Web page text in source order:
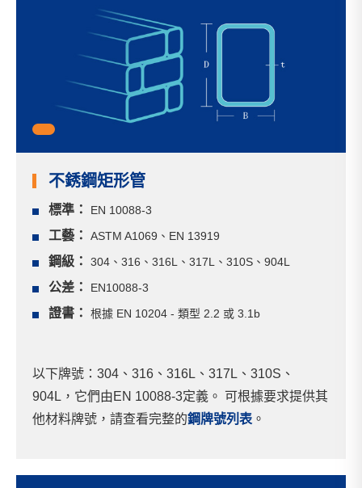
不銹鋼矩形管
標準： EN 10088-3
工藝： ASTM A1069、EN 13919
鋼級： 304、316、316L、317L、310S、904L
公差： EN10088-3
證書： 根據 EN 10204 - 類型 2.2 或 3.1b
以下牌號：304、316、316L、317L、310S、
904L，它們由EN 10088-3定義。 可根據要求提供其
他材料牌號，請查看完整的鋼牌號列表 。